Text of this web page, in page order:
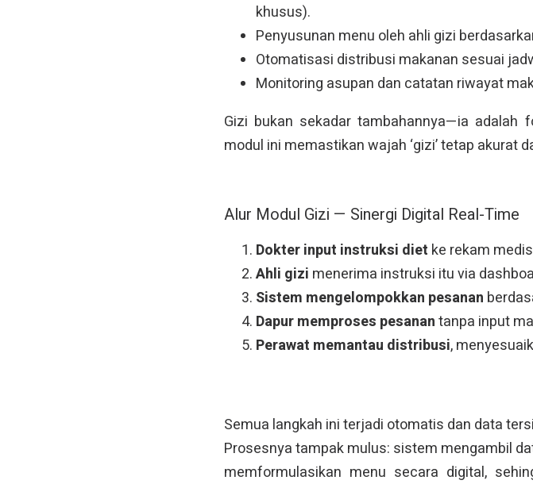
khusus).
Penyusunan menu oleh ahli gizi
Otomatisasi distribusi makanan sesuai
Monitoring asupan dan catatan riwayat
Gizi bukan sekadar tambahannya—ia adalah
modul ini memastikan wajah ‘gizi’ tetap akurat
Alur Modul Gizi — Sinergi Digital Real-Time
Dokter input instruksi diet ke rekam
Ahli gizi menerima instruksi itu via
Sistem mengelompokkan pesanan
Dapur memproses pesanantanpa input
Perawat memantau distribusi,
Semua langkah ini terjadi otomatis dan data
Prosesnya tampak mulus: sistem mengambil
memformulasikan menu secara digital,